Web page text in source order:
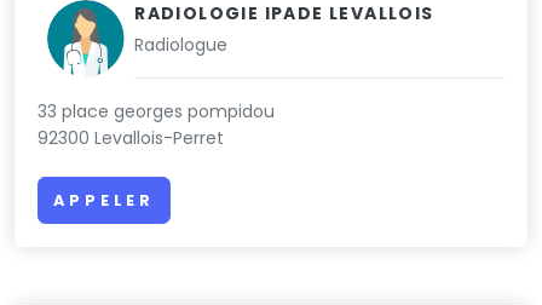
RADIOLOGIE IPADE LEVALLOIS
Radiologue
33 place georges pompidou
92300 Levallois-Perret
APPELER